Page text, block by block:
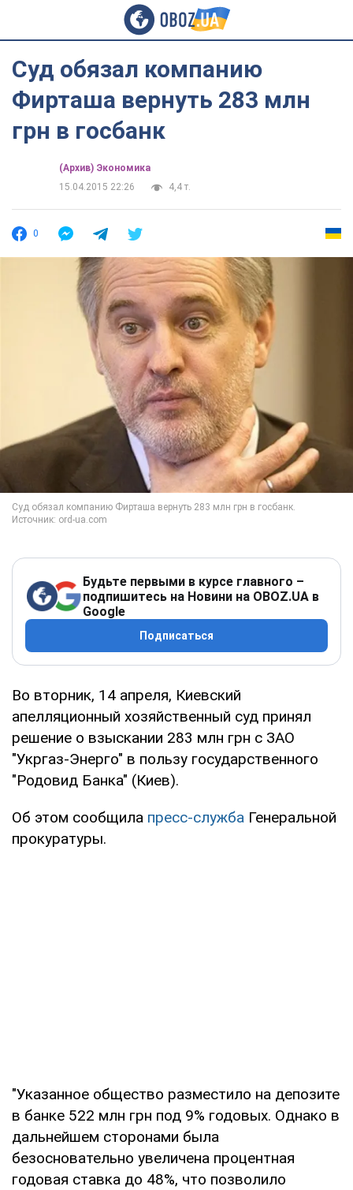
Суд обязал компанию
Фирташа вернуть 283 млн
грн в госбанк
(Архив) Экономика
15.04.2015 22:26
4,4 т.
0
Будьте первыми в курсе главного –
подпишитесь на Новини на OBOZ.UA в
Google
Подписаться
Во вторник, 14 апреля, Киевский
апелляционный хозяйственный суд принял
решение о взыскании 283 млн грн с ЗАО
"Укргаз-Энерго" в пользу государственного
"Родовид Банка" (Киев).
Об этом сообщила пресс-служба Генеральной
прокуратуры.
"Указанное общество разместило на депозите
в банке 522 млн грн под 9% годовых. Однако в
дальнейшем сторонами была
безосновательно увеличена процентная
годовая ставка до 48%, что позволило